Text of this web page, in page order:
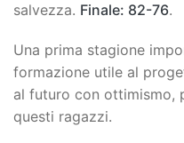
salvezza. Finale: 82-76.
Una prima stagione
formazione utile al
al futuro con ottimismo,
questi ragazzi.